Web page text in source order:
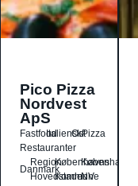
Pico Pizza
Nordvest
ApS
FastfoodItaliensk
OstPizza
Restauranter
Danmark
Region
Hovedstaden
Københavns
Kommune
København
NV